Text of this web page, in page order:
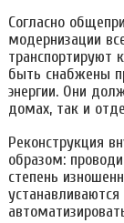
Согласно
модернизации
транспортируют
быть снабжены
энергии. Они
домах, так и
Реконструкция
образом:
степень